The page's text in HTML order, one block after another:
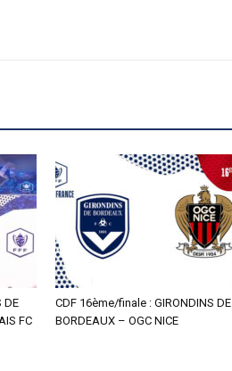
DE
FC
CDF 16ème/finale : GIRONDINS DE
BORDEAUX – OGC NICE